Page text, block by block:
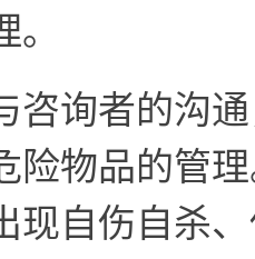
咨询者的沟
险物品的管
现自伤自杀